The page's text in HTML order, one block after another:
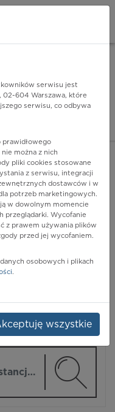
lider
serwisu jest
02-604 Warszawa, które
serwisu, co odbywa
prawidłowego
można z nich
pliki cookies stosowane
z serwisu, integracji
dostawców i w
potrzeb marketingowych.
w dowolnym momencie
przeglądarki. Wycofanie
z prawem używania plików
przed jej wycofaniem.
osobowych i plikach
.
wszystkie
INSTALUJ